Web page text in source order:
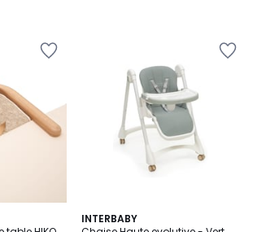
INTERBABY